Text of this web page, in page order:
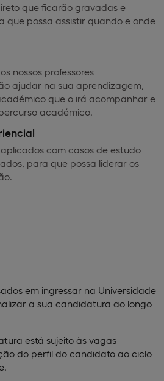
que ficarão gravadas e
que possa assistir quando e onde
nossos professores
ajudar na sua aprendizagem,
que o irá acompanhar e
académico.
com casos de estudo
para que possa liderar os
em ingressar na Universidade
a sua candidatura ao longo
está sujeito às vagas
do perfil do candidato ao ciclo